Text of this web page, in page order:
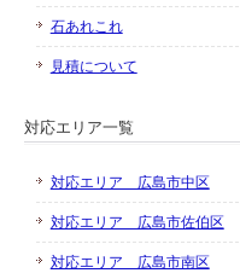
石あれこれ
見積について
対応エリア一覧
対応エリア 広島市中区
対応エリア 広島市佐伯区
対応エリア 広島市南区